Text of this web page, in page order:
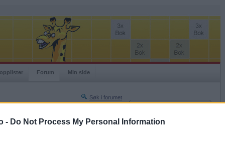
- Do Not Process My Personal Information
Forum Min side
Søk i forumet
Brukernavn